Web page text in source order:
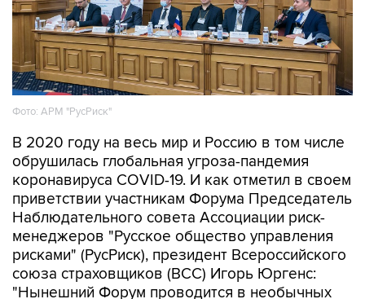
Фото: АРМ "РусРиск"
В 2020 году на весь мир и Россию в том числе
обрушилась глобальная угроза-пандемия
коронавируса COVID-19. И как отметил в своем
приветствии участникам Форума Председатель
Наблюдательного совета Ассоциации риск-
менеджеров "Русское общество управления
рисками" (РусРиск), президент Всероссийского
союза страховщиков (ВСС) Игорь Юргенс:
"Нынешний Форум проводится в необычных